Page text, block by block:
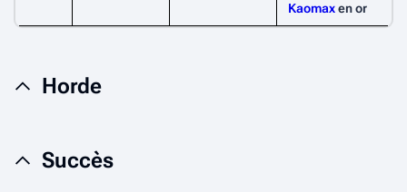
Kaomaxen or
Horde
Succès